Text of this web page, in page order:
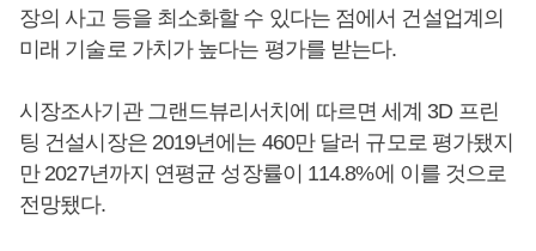
장의 사고 등을 최소화할 수 있다는 점에서 건설업계의
미래 기술로 가치가 높다는 평가를 받는다.
시장조사기관 그랜드뷰리서치에 따르면 세계 3D 프린
팅 건설시장은 2019년에는 460만 달러 규모로 평가됐지
만 2027년까지 연평균 성장률이 114.8%에 이를 것으로
전망됐다.